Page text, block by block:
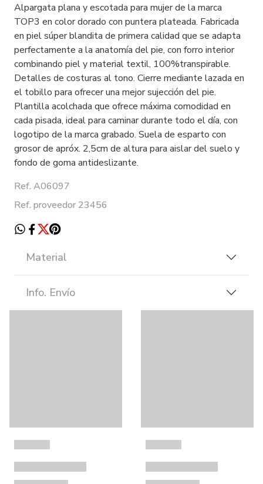
Alpargata plana y escotada para mujer de la marca
TOP3 en color dorado con puntera plateada. Fabricada
en piel súper blandita de primera calidad que se adapta
perfectamente a la anatomía del pie, con forro interior
combinando piel y material textil, 100%transpirable.
Detalles de costuras al tono. Cierre mediante lazada en
el tobillo para ofrecer una mejor sujección del pie.
Plantilla acolchada que ofrece máxima comodidad en
cada pisada, ideal para caminar durante todo el día, con
logotipo de la marca grabado. Suela de esparto con
grosor de apróx. 2,5cm de altura para aislar del suelo y
fondo de goma antideslizante.
Ref. A06097
Ref. proveedor 23456
Material
Info. Envío